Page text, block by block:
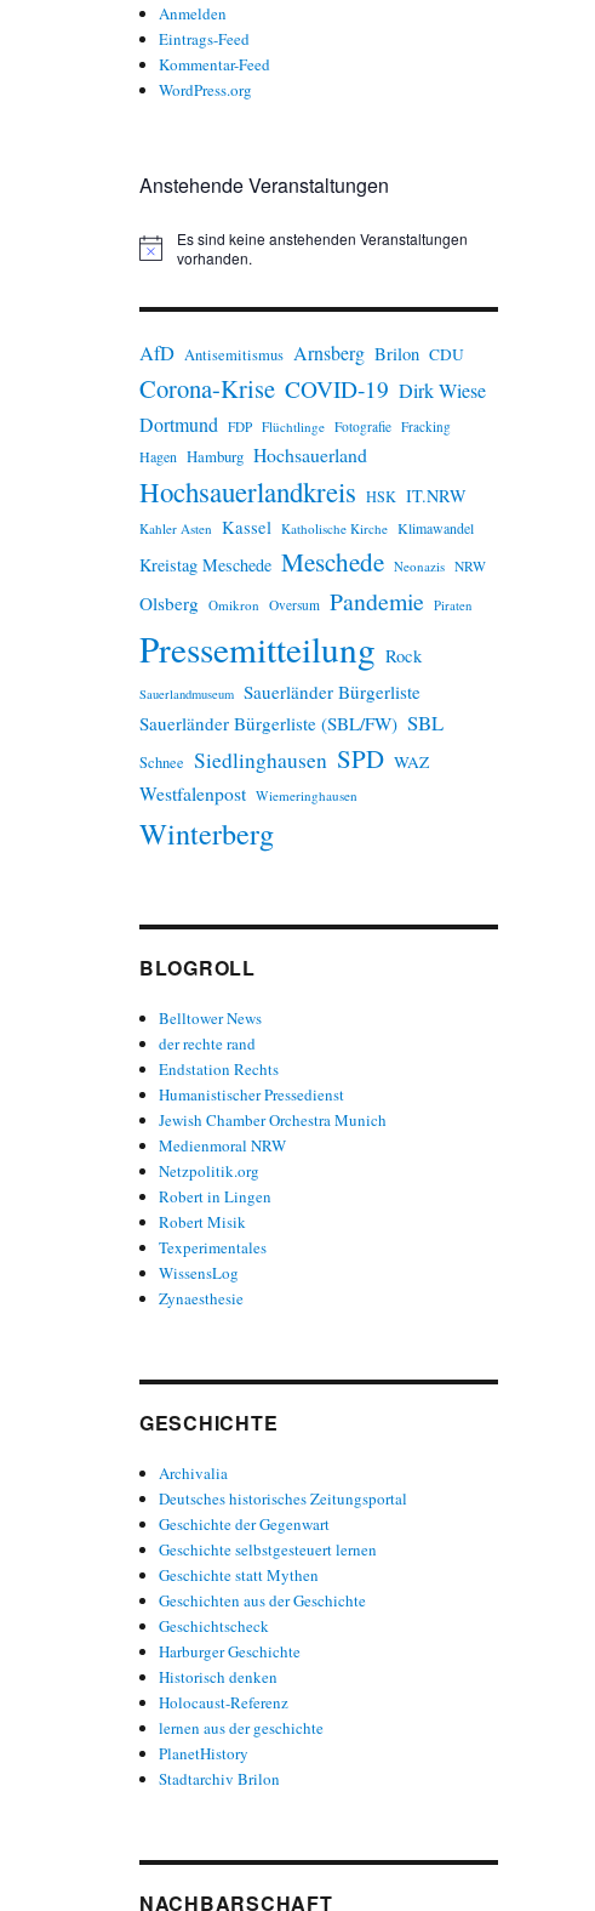
Anmelden
Eintrags-Feed
Kommentar-Feed
WordPress.org
Anstehende Veranstaltungen
H
w
Es sind keine anstehenden Veranstaltungen
vorhanden.
AfD Antisemitismus Arnsberg Brilon CDU
Corona-Krise COVID-19 Dirk Wiese
Dortmund FDP Flüchtlinge Fotografie Fracking
Hagen Hamburg Hochsauerland
Hochsauerlandkreis HSK IT.NRW
Kahler Asten Kassel Katholische Kirche Klimawandel
Kreistag Meschede Meschede Neonazis NRW
Olsberg Omikron Oversum Pandemie Piraten
Pressemitteilung Rock
Sauerlandmuseum Sauerländer Bürgerliste
Sauerländer Bürgerliste (SBL/FW) SBL
Schnee Siedlinghausen SPD WAZ
Westfalenpost Wiemeringhausen
Winterberg
BLOGROLL
Belltower News
der rechte rand
Endstation Rechts
Humanistischer Pressedienst
Jewish Chamber Orchestra Munich
Medienmoral NRW
Netzpolitik.org
Robert in Lingen
Robert Misik
Texperimentales
WissensLog
Zynaesthesie
GESCHICHTE
Archivalia
Deutsches historisches Zeitungsportal
Geschichte der Gegenwart
Geschichte selbstgesteuert lernen
Geschichte statt Mythen
Geschichten aus der Geschichte
Geschichtscheck
Harburger Geschichte
Historisch denken
Holocaust-Referenz
lernen aus der geschichte
PlanetHistory
Stadtarchiv Brilon
NACHBARSCHAFT